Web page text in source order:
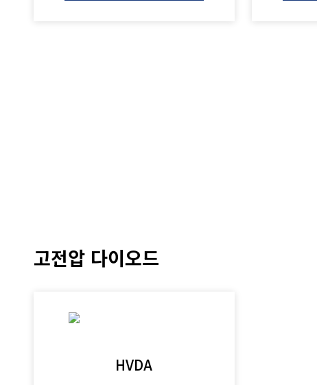
고전압 다이오드
HVDA